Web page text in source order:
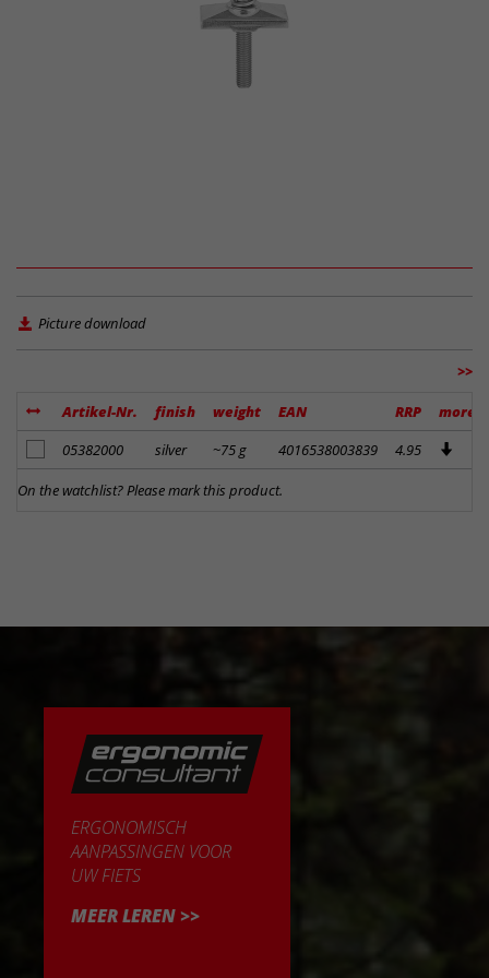
Picture download
>>
Artikel-Nr. finish weight EAN RRP
more
add to notes
05382000 silver ~75 g 4016538003839 4.95
On the watchlist? Please mark this product.
ERGONOMISCH
AANPASSINGEN VOOR
UW FIETS
MEER LEREN >>